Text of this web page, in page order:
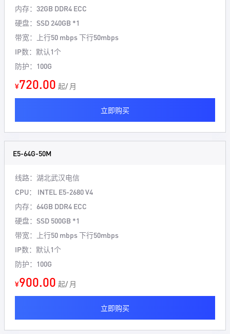
内存： 32GB DDR4 ECC
硬盘： SSD 240GB *1
带宽：
上行50 mbps 下行50mbps
IP数： 默认1个
防护： 100G
¥720.00 起/ 月
立即购买
E5-64G-50M
线路： 湖北武汉电信
CPU： INTEL E5-2680 V4
内存： 64GB DDR4 ECC
硬盘： SSD 500GB *1
带宽：
上行50 mbps 下行50mbps
IP数： 默认1个
防护： 100G
¥900.00 起/ 月
立即购买